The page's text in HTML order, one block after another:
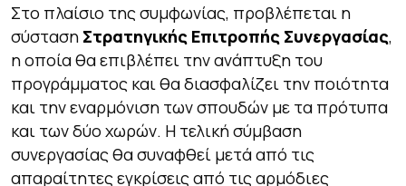
Στο πλαίσιο της συμφωνίας, προβλέπεται η
σύσταση Στρατηγικής Επιτροπής Συνεργασίας,
η οποία θα επιβλέπει την ανάπτυξη του
προγράμματος και θα διασφαλίζει την ποιότητα
και την εναρμόνιση των σπουδών με τα πρότυπα
και των δύο χωρών. Η τελική σύμβαση
συνεργασίας θα συναφθεί μετά από τις
απαραίτητες εγκρίσεις από τις αρμόδιες